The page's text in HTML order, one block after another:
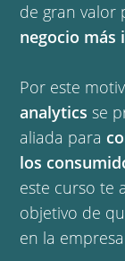
de gran valor
negocio más
Por este
analytics se
aliada para
los
este curso te
objetivo de
en la